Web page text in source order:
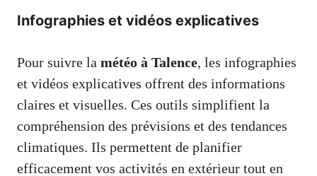
Infographies et vidéos explicatives
Pour suivre la météo à Talence, les infographies
et vidéos explicatives offrent des informations
claires et visuelles. Ces outils simplifient la
compréhension des prévisions et des tendances
climatiques. Ils permettent de planifier
efficacement vos activités en extérieur tout en